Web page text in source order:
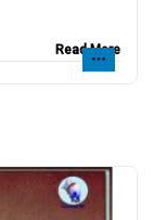
Read More